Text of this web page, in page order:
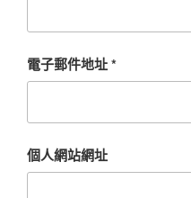
電子郵件地址*
個人網站網址